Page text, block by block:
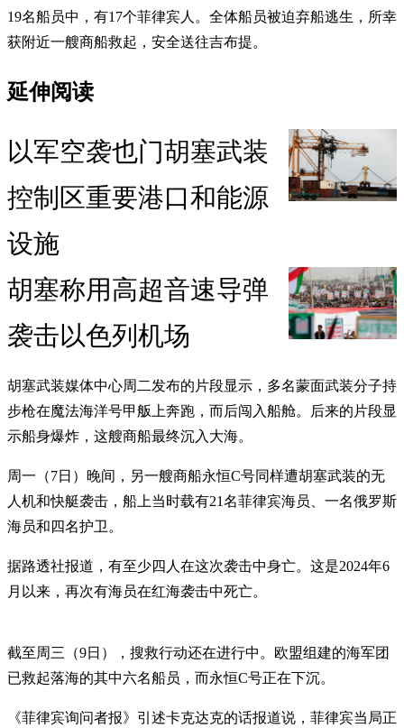
19名船员中，有17个菲律宾人。全体船员被迫弃船逃生，所幸
获附近一艘商船救起，安全送往吉布提。
延伸阅读
以军空袭也门胡塞武装
控制区重要港口和能源
设施
胡塞称用高超音速导弹
袭击以色列机场
胡塞武装媒体中心周二发布的片段显示，多名蒙面武装分子持
步枪在魔法海洋号甲舨上奔跑，而后闯入船舱。后来的片段显
示船身爆炸，这艘商船最终沉入大海。
周一（7日）晚间，另一艘商船永恒C号同样遭胡塞武装的无
人机和快艇袭击，船上当时载有21名菲律宾海员、一名俄罗斯
海员和四名护卫。
据路透社报道，有至少四人在这次袭击中身亡。这是2024年6
月以来，再次有海员在红海袭击中死亡。
截至周三（9日），搜救行动还在进行中。欧盟组建的海军团
已救起落海的其中六名船员，而永恒C号正在下沉。
《菲律宾询问者报》引述卡克达克的话报道说，菲律宾当局正